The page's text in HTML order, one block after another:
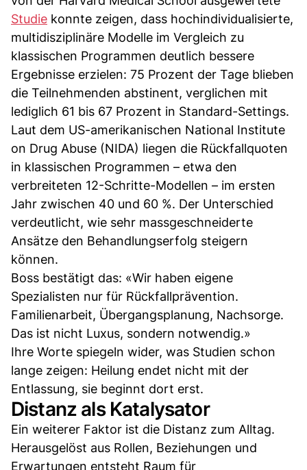
Studie konnte zeigen, dass hochindividualisierte,
multidisziplinäre Modelle im Vergleich zu
klassischen Programmen deutlich bessere
Ergebnisse erzielen: 75 Prozent der Tage blieben
die Teilnehmenden abstinent, verglichen mit
lediglich 61 bis 67 Prozent in Standard-Settings.
Laut dem US-amerikanischen National Institute
on Drug Abuse (NIDA) liegen die Rückfallquoten
in klassischen Programmen – etwa den
verbreiteten 12-Schritte-Modellen – im ersten
Jahr zwischen 40 und 60 %. Der Unterschied
verdeutlicht, wie sehr massgeschneiderte
Ansätze den Behandlungserfolg steigern
können.
Boss bestätigt das: «Wir haben eigene
Spezialisten nur für Rückfallprävention.
Familienarbeit, Übergangsplanung, Nachsorge.
Das ist nicht Luxus, sondern notwendig.»
Ihre Worte spiegeln wider, was Studien schon
lange zeigen: Heilung endet nicht mit der
Entlassung, sie beginnt dort erst.
Distanz als Katalysator
Ein weiterer Faktor ist die Distanz zum Alltag.
Herausgelöst aus Rollen, Beziehungen und
Erwartungen entsteht Raum für